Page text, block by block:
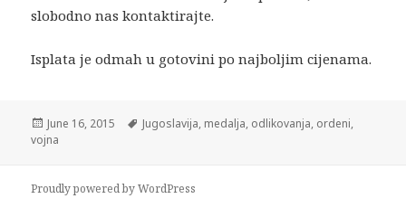
slobodno nas kontaktirajte.
Isplata je odmah u gotovini po najboljim cijenama.
Posted
on
June 16, 2015 Tags
Jugoslavija, medalja, odlikovanja, ordeni,
vojna
Proudly powered by WordPress